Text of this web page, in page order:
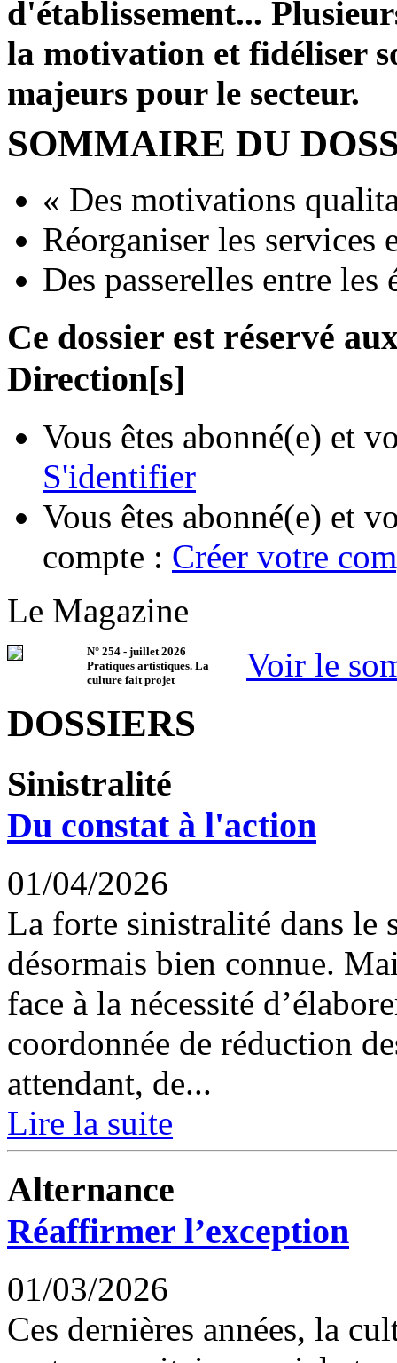
d'établissement...
la motivation et fidéliser
majeurs pour le secteur.
SOMMAIRE DU
« Des motivations
Réorganiser les services
Des passerelles entre les
Ce dossier est réservé
Direction[s]
Vous êtes abonné(e) et
S'identifier
Vous êtes abonné(e) et
compte : Créer votre
Le Magazine
N° 254 - juillet 2026
Pratiques artistiques. La
culture fait projet
Voir le
DOSSIERS
Sinistralité
Du constat à l'action
01/04/2026
La forte sinistralité dans le
désormais bien connue.
face à la nécessité
coordonnée de réduction
attendant, de...
Lire la suite
Alternance
Réaffirmer l’exception
01/03/2026
Ces dernières années, la